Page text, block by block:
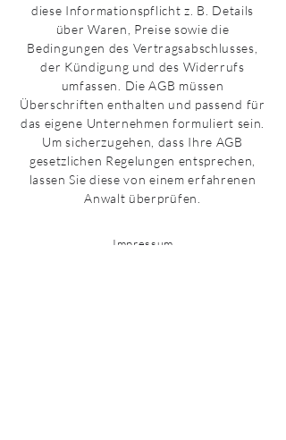
diese Informationspflicht z. B. Details
über Waren, Preise sowie die
Bedingungen des Vertragsabschlusses,
der Kündigung und des Widerrufs
umfassen. Die AGB müssen
Überschriften enthalten und passend für
das eigene Unternehmen formuliert sein.
Um sicherzugehen, dass Ihre AGB
gesetzlichen Regelungen entsprechen,
lassen Sie diese von einem erfahrenen
Anwalt überprüfen.
Impressum